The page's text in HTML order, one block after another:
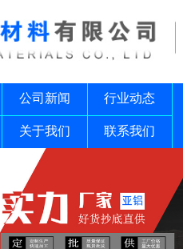
公司新闻 行业动态
关于我们 联系我们